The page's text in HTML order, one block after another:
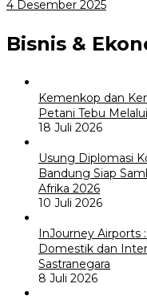
4 Desember 2025
Bisnis &
Kemenkop dan
Petani Tebu
18 Juli 2026
Usung Diplomasi
Bandung Siap
Afrika 2026
10 Juli 2026
InJourney Airports
Domestik dan
Sastranegara
8 Juli 2026